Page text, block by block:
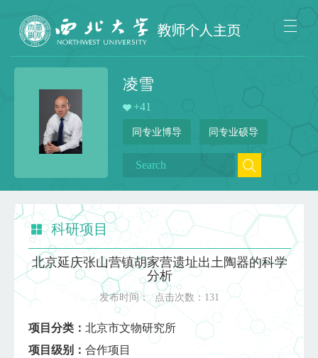
凌雪
+41
同专业博导 同专业硕导
科研项目
北京延庆张山营镇胡家营遗址出土陶器的科学
分析
发布时间： 点击次数： 131
项目分类： 北京市文物研究所
项目级别： 合作项目